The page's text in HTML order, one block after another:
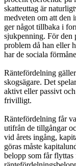
skatteuttag är
medveten om att den
ger något tillbaka i
sjukpenning. För den
problem då han eller
har de sociala
Räntefördelning
skogsägare. Det
aktivt eller passivt
frivilligt.
Räntefördelning får
utifrån de tillgångar
vid årets ingång,
göras måste
belopp som får